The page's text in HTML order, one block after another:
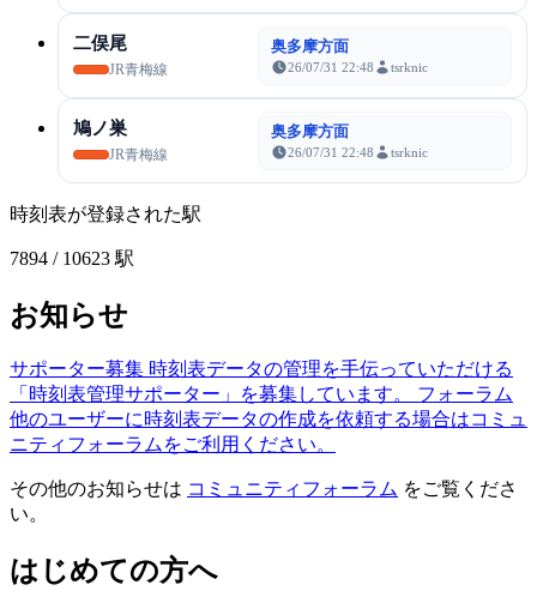
二俣尾
JR青梅線
奥多摩方面
26/07/31 22:48 tsrknic
鳩ノ巣
JR青梅線
奥多摩方面
26/07/31 22:48 tsrknic
時刻表が登録された駅
7894 / 10623 駅
お知らせ
サポーター募集 時刻表データの管理を手伝っていただける
「時刻表管理サポーター」を募集しています。
フォーラム
他のユーザーに時刻表データの作成を依頼する場合はコミュ
ニティフォーラムをご利用ください。
その他のお知らせは コミュニティフォーラム をご覧くださ
い。
はじめての方へ